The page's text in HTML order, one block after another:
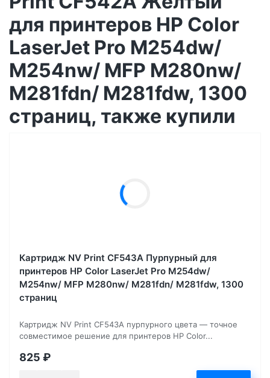
для принтеров HP Color
LaserJet Pro M254dw/
M254nw/ MFP M280nw/
M281fdn/ M281fdw, 1300
страниц, также купили
Картридж NV Print CF543A Пурпурный для
принтеров HP Color LaserJet Pro M254dw/
M254nw/ MFP M280nw/ M281fdn/ M281fdw, 1300
страниц
Картридж NV Print CF543A пурпурного цвета — точное
совместимое решение для принтеров HP Color...
825 ₽